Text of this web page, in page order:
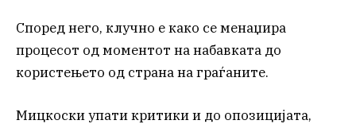
Според него, клучно е како се менаџира
процесот од моментот на набавката до
користењето од страна на граѓаните.
Мицкоски упати критики и до опозицијата,